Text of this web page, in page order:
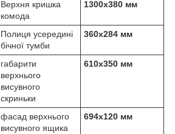
Верхня кришка
комода
1300х380 мм
Полиця усередині
бічної тумби
360х284 мм
габарити
верхнього
висувного
скриньки
610х350 мм
фасад верхнього
висувного ящика
694х120 мм